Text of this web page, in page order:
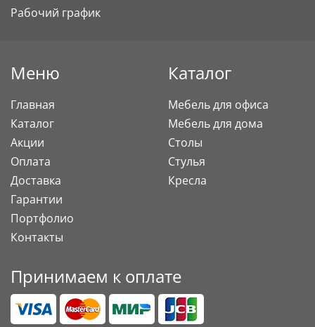
Рабочий график
Меню
Главная
Каталог
Акции
Оплата
Доставка
Гарантии
Портфолио
Контакты
Каталог
Мебель для офиса
Мебель для дома
Столы
Стулья
Кресла
Принимаем к оплате